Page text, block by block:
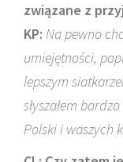
związane z
KP: Na pewno
umiejętności,
lepszym
słyszałem
Polski i waszych